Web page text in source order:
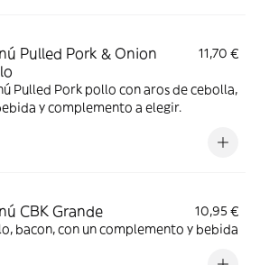
Pulled Pork & Onion
11,70 €
Pulled Pork pollo con aros de cebolla,
y complemento a elegir.
CBK Grande
10,95 €
bacon, con un complemento y bebida